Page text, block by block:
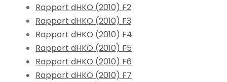
Rapport dHKO (2010) F2
Rapport dHKO (2010) F3
Rapport dHKO (2010) F4
Rapport dHKO (2010) F5
Rapport dHKO (2010) F6
Rapport dHKO (2010) F7